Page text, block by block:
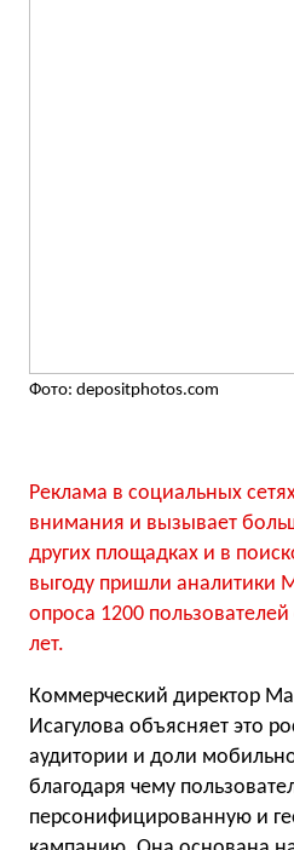
Фото: depositphotos.com
Реклама в социальных
внимания и вызывает
других площадках и в
выгоду пришли аналитики
опроса 1200
лет.
Коммерческий директор
Исагулова объясняет это
аудитории и доли
благодаря чему
персонифицированную и